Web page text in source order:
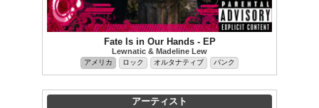
Fate Is in Our Hands - EP
Lewnatic & Madeline Lew
アメリカ ロック オルタナティブ パンク
アーティスト